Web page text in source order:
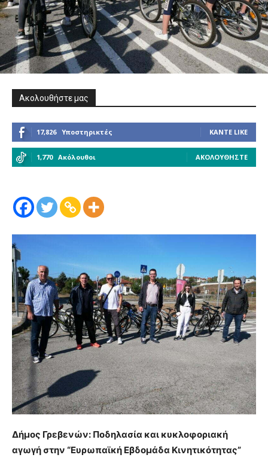
Ακολουθήστε μας
17,826 Υποστηρικτές ΚΆΝΤΕ LIKE
1,770 Ακόλουθοι ΑΚΟΛΟΥΘΉΣΤΕ
Δήμος Γρεβενών: Ποδηλασία και κυκλοφοριακή
αγωγή στην “Ευρωπαϊκή Εβδομάδα Κινητικότητας”